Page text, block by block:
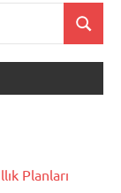
Ara
Planları